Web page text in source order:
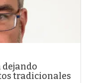
dejando
tradicionales